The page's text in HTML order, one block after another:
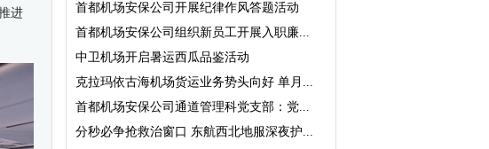
进
首都机场安保公司开展纪律作风答题活动
首都机场安保公司组织新员工开展入职廉...
中卫机场开启暑运西瓜品鉴活动
克拉玛依古海机场货运业务势头向好 单月...
首都机场安保公司通道管理科党支部：党...
分秒必争抢救治窗口 东航西北地服深夜护...